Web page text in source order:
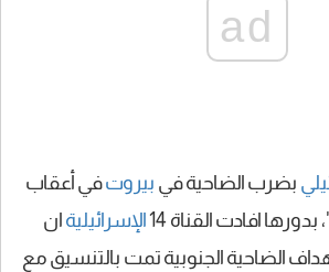
ad
بضرب الضاحية في بيروتفي أعقاب
بدورها افادت القناة 14 الإسرائيلية ان
الضاحية الجنوبية تمت بالتنسيق مع